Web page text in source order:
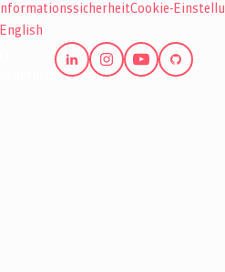
InformationssicherheitCookie-
English